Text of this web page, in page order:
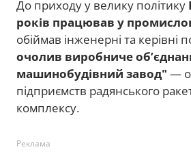
До приходу у велику політику
років працював у
обіймав інженерні та керівні
очолив виробниче
машинобудівний завод" —
підприємств радянського
комплексу.
Реклама